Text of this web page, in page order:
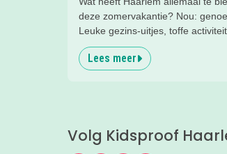
deze zomervakantie? Nou:
Leuke gezins-uitjes, toffe
voor de kids, leuke musea met een
familieprogramma... lees mee en
Lees meer
Volg Kidsproof